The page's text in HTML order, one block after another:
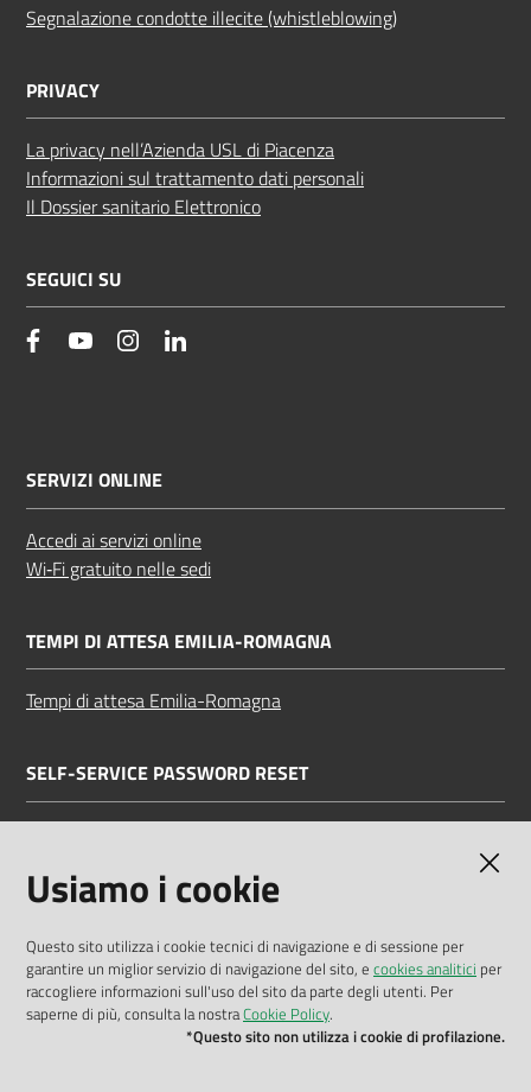
Segnalazione condotte illecite (whistleblowing)
PRIVACY
La privacy nell’Azienda USL di Piacenza
Informazioni sul trattamento dati personali
Il Dossier sanitario Elettronico
SEGUICI SU
facebookYouTube Instagram
SERVIZI ONLINE
Accedi ai servizi online
Wi‑Fi gratuito nelle sedi
TEMPI DI ATTESA EMILIA-ROMAGNA
Tempi di attesa Emilia-Romagna
SELF-SERVICE PASSWORD RESET
Dichiarazione di accessibilità
Privacy policy
Usiamo i cookie
Questo sito utilizza i cookie tecnici di navigazione e di sessione per
garantire un miglior servizio di navigazione del sito, e cookies analitici per
raccogliere informazioni sull'uso del sito da parte degli utenti. Per
saperne di più, consulta la nostraCookie Policy.
*Questo sito non utilizza i cookie di profilazione.